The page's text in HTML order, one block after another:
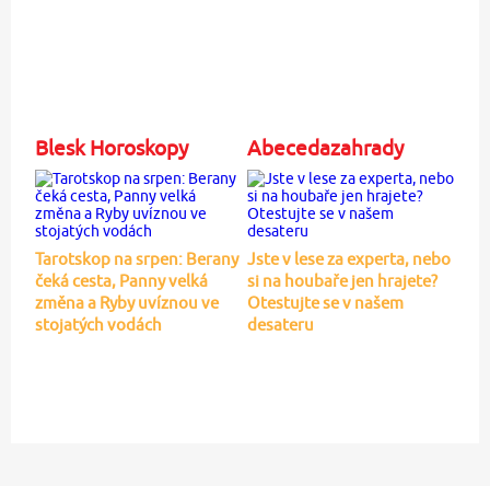
Blesk Horoskopy
Tarotskop na srpen: Berany
čeká cesta, Panny velká
změna a Ryby uvíznou ve
stojatých vodách
Abecedazahrady
Jste v lese za experta, nebo
si na houbaře jen hrajete?
Otestujte se v našem
desateru